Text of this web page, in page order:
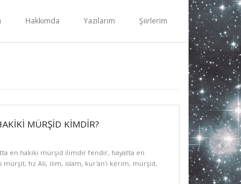
Hakkımda Yazılarım Şiirlerim
MÜRŞİD KİMDİR?
en hakiki mürşid ilimdir fendir, hayatta en
mürşit, hz Ali, ilim, islam, kur'an'ı kerim, mürşid,